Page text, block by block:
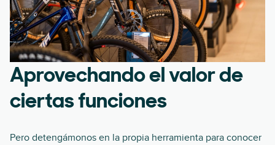
Aprovechando el valor de
ciertas funciones
Pero detengámonos en la propia herramienta para conocer